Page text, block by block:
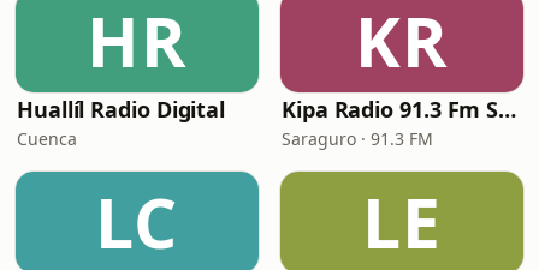
HR
Huallíl Radio Digital
Cuenca
KR
Kipa Radio 91.3 Fm Saraguro
Saraguro · 91.3 FM
LC LE